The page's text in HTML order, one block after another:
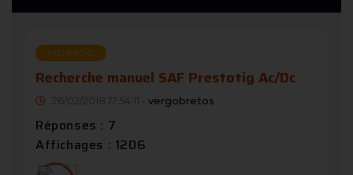
RECHERCHE
Recherche manuel SAF Prestotig Ac/Dc
26/02/2018 17:54:11 - vergobretos
Réponses : 7
Affichages : 1206